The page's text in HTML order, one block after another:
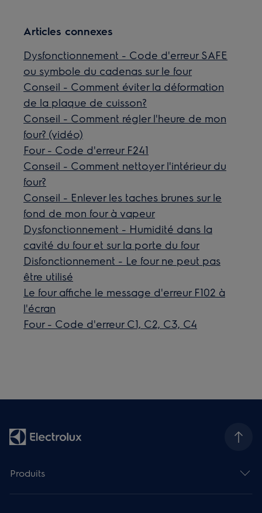
Articles connexes
Dysfonctionnement - Code d'erreur SAFE
ou symbole du cadenas sur le four
Conseil - Comment éviter la déformation
de la plaque de cuisson?
Conseil - Comment régler l'heure de mon
four? (vidéo)
Four - Code d'erreur F241
Conseil - Comment nettoyer l'intérieur du
four?
Conseil - Enlever les taches brunes sur le
fond de mon four à vapeur
Dysfonctionnement - Humidité dans la
cavité du four et sur la porte du four
Disfonctionnement - Le four ne peut pas
être utilisé
Le four affiche le message d'erreur F102 à
l'écran
Four - Code d'erreur C1, C2, C3, C4
Produits